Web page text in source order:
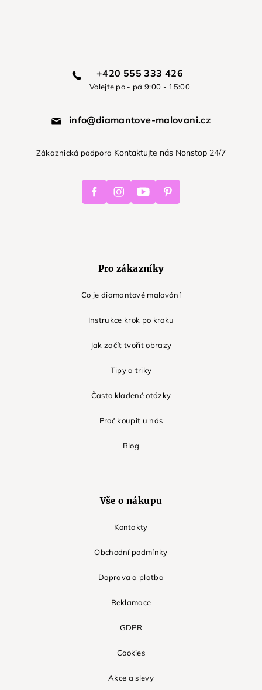
+420 555 333 426
Volejte po - pá 9:00 - 15:00
info@diamantove-malovani.cz
Zákaznická podpora Kontaktujte nás Nonstop 24/7
FacebookInstagramYoutube Pinterest
Pro zákazníky
Co je diamantové malování
Instrukce krok po kroku
Jak začít tvořit obrazy
Tipy a triky
Často kladené otázky
Proč koupit u nás
Blog
Vše o nákupu
Kontakty
Obchodní podmínky
Doprava a platba
Reklamace
GDPR
Cookies
Akce a slevy